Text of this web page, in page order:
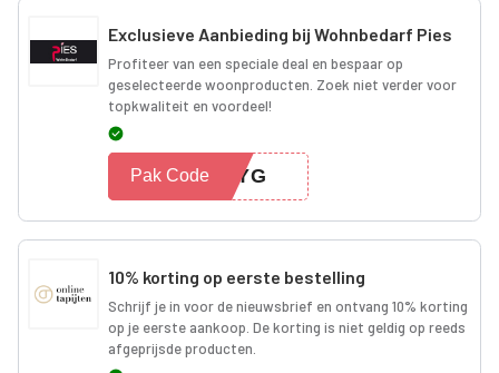
Exclusieve Aanbieding bij Wohnbedarf Pies
Profiteer van een speciale deal en bespaar op
geselecteerde woonproducten. Zoek niet verder voor
topkwaliteit en voordeel!
EEYG
Pak Code
10% korting op eerste bestelling
Schrijf je in voor de nieuwsbrief en ontvang 10% korting
op je eerste aankoop. De korting is niet geldig op reeds
afgeprijsde producten.